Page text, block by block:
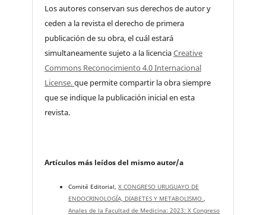
Los autores conservan sus derechos de autor y
ceden a la revista el derecho de primera
publicación de su obra, el cuál estará
simultaneamente sujeto a la licenciaCreative
Commons Reconocimiento 4.0 Internacional
License.que permite compartir la obra siempre
que se indique la publicación inicial en esta
revista.
Artículos más leídos del mismo autor/a
Comité Editorial, X CONGRESO URUGUAYO DE
ENDOCRINOLOGÍA, DIABETES Y METABOLISMO ,
Anales de la Facultad de Medicina: 2023: X Congreso